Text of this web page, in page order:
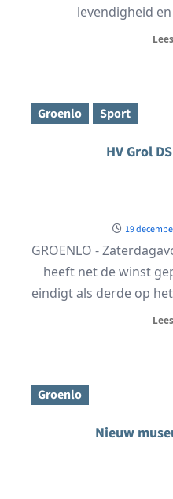
levendigheid
Groenlo Sport
HV Grol
19
GROENLO -
heeft net de winst
eindigt als derde op
Groenlo
Nieuw